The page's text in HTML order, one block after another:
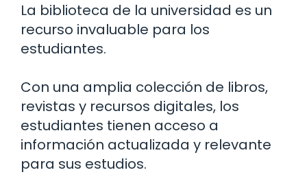
La biblioteca de la universidad es un
recurso invaluable para los
estudiantes.
Con una amplia colección de libros,
revistas y recursos digitales, los
estudiantes tienen acceso a
información actualizada y relevante
para sus estudios.